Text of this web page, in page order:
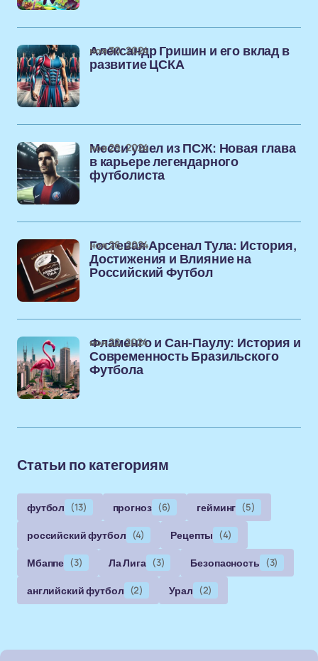
Александр Гришин и его вклад в
развитие ЦСКА
ноя 30, 2024
Месси ушел из ПСЖ: Новая глава
в карьере легендарного
футболиста
ноя 29, 2024
Гостевая Арсенал Тула: История,
Достижения и Влияние на
Российский Футбол
ноя 26, 2024
Фламенго и Сан-Паулу: История и
Современность Бразильского
Футбола
ноя 22, 2024
Статьи по категориям
футбол (13) прогноз (6) гейминг (5)
российский футбол (4) Рецепты (4)
Мбаппе (3) Ла Лига (3) Безопасность (3)
английский футбол (2) Урал (2)